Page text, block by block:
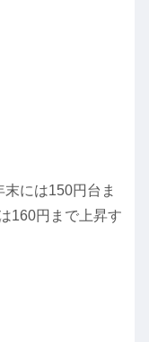
には150円台ま
160円まで上昇す